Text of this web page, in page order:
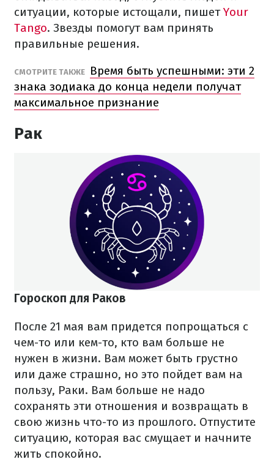
ситуации, которые истощали, пишетYour
Tango. Звезды помогут вам принять
правильные решения.
СМОТРИТЕ ТАКЖЕ
Время быть успешными: эти 2
знака зодиака до конца недели получат
максимальное признание
Рак
Гороскоп для Раков
После 21 мая вам придется попрощаться с
чем-то или кем-то, кто вам больше не
нужен в жизни. Вам может быть грустно
или даже страшно, но это пойдет вам на
пользу, Раки. Вам больше не надо
сохранять эти отношения и возвращать в
свою жизнь что-то из прошлого. Отпустите
ситуацию, которая вас смущает и начните
жить спокойно.